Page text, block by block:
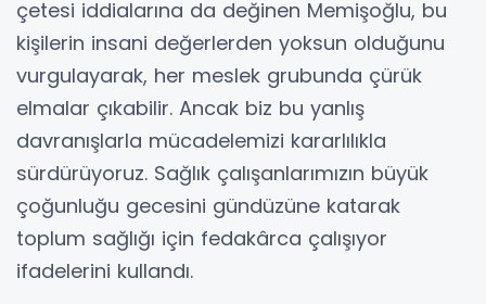
çetesi iddialarına da değinen Memişoğlu, bu
kişilerin insani değerlerden yoksun olduğunu
vurgulayarak, her meslek grubunda çürük
elmalar çıkabilir. Ancak biz bu yanlış
davranışlarla mücadelemizi kararlılıkla
sürdürüyoruz. Sağlık çalışanlarımızın büyük
çoğunluğu gecesini gündüzüne katarak
toplum sağlığı için fedakârca çalışıyor
ifadelerini kullandı.